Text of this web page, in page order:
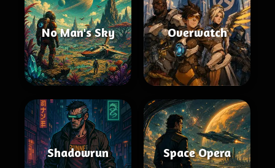
No Man's Sky Overwatch
Shadowrun Space Opera